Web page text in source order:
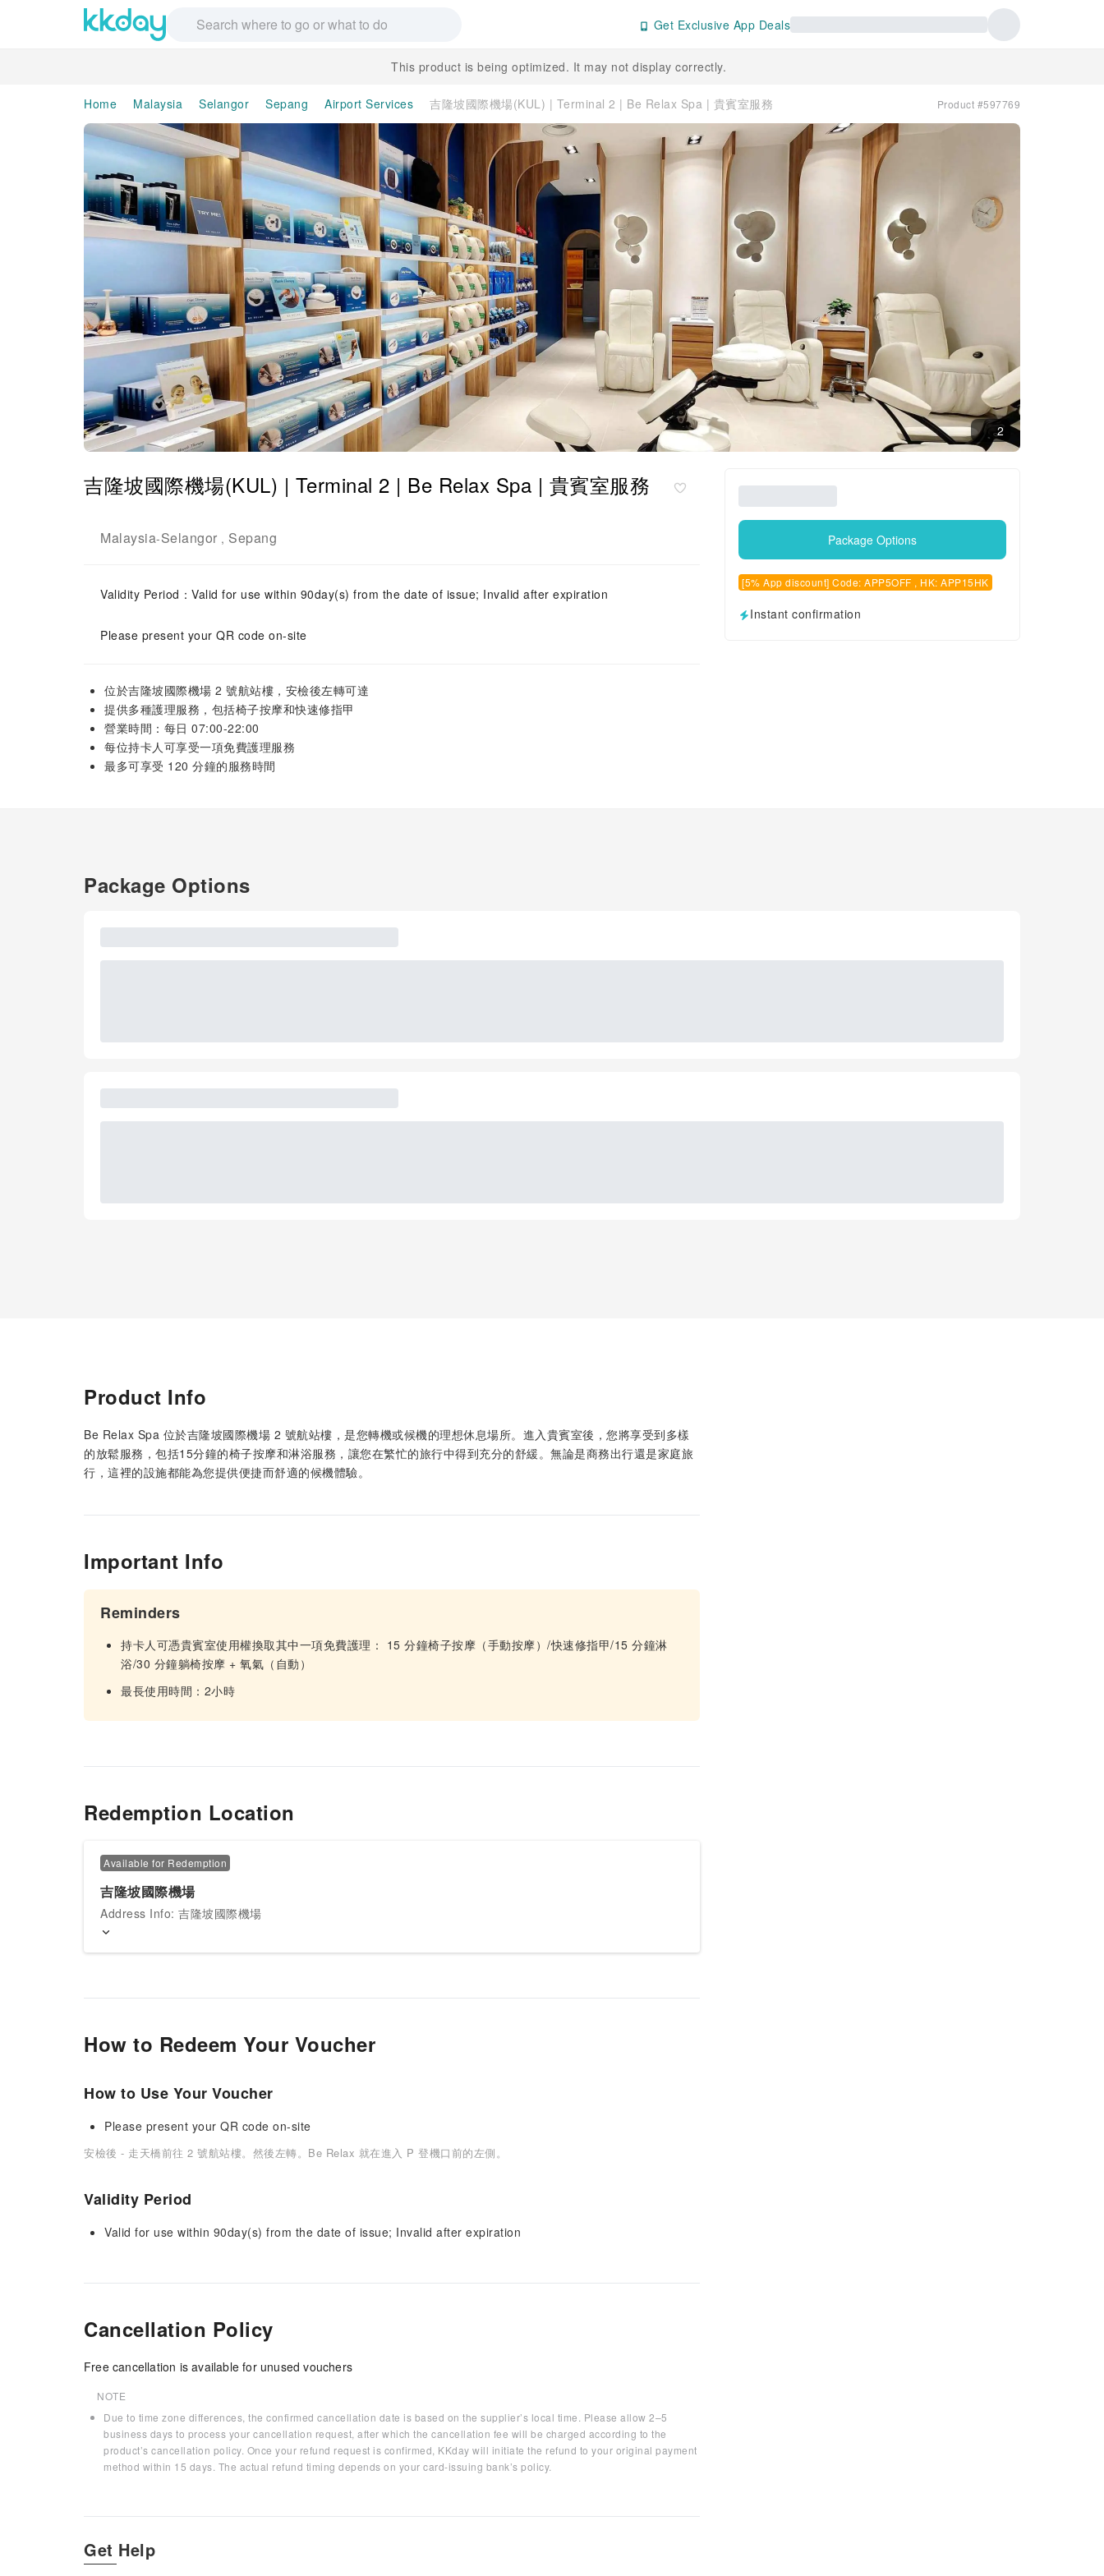
Get Exclusive App Deals
This product is being optimized. It may not display correctly.
Home Malaysia Selangor Sepang Airport Services 吉隆坡國際機場(KUL) | Terminal 2 | Be Relax Spa | 貴賓室服務 Product #597769
2
吉隆坡國際機場(KUL) | Terminal 2 | Be Relax Spa | 貴賓室服務
Malaysia-Selangor , Sepang
Validity Period：Valid for use within 90day(s) from the date of issue; Invalid after expiration
Please present your QR code on-site
位於吉隆坡國際機場 2 號航站樓，安檢後左轉可達
提供多種護理服務，包括椅子按摩和快速修指甲
營業時間：每日 07:00-22:00
每位持卡人可享受一項免費護理服務
最多可享受 120 分鐘的服務時間
Package Options
[5% App discount] Code: APP5OFF , HK: APP15HK
Instant confirmation
Package Options
Product Info
Be Relax Spa 位於吉隆坡國際機場 2 號航站樓，是您轉機或候機的理想休息場所。進入貴賓室後，您將享受到多樣
的放鬆服務，包括15分鐘的椅子按摩和淋浴服務，讓您在繁忙的旅行中得到充分的舒緩。無論是商務出行還是家庭旅
行，這裡的設施都能為您提供便捷而舒適的候機體驗。
Important Info
Reminders
持卡人可憑貴賓室使用權換取其中一項免費護理： 15 分鐘椅子按摩（手動按摩）/快速修指甲/15 分鐘淋
浴/30 分鐘躺椅按摩 + 氧氣（自動）
最長使用時間：2小時
Redemption Location
Available for Redemption
吉隆坡國際機場
Address Info: 吉隆坡國際機場
How to Redeem Your Voucher
How to Use Your Voucher
Please present your QR code on-site
安檢後 - 走天橋前往 2 號航站樓。然後左轉。Be Relax 就在進入 P 登機口前的左側。
Validity Period
Valid for use within 90day(s) from the date of issue; Invalid after expiration
Cancellation Policy
Free cancellation is available for unused vouchers
NOTE
Due to time zone differences, the confirmed cancellation date is based on the supplier’s local time. Please allow 2–5
business days to process your cancellation request, after which the cancellation fee will be charged according to the
product’s cancellation policy. Once your refund request is confirmed, KKday will initiate the refund to your original payment
method within 15 days. The actual refund timing depends on your card-issuing bank’s policy.
Get Help